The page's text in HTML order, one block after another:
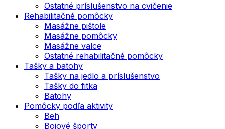
Ostatné príslušenstvo na cvičenie
Rehabilitačné pomôcky
Masážne pištole
Masážne pomôcky
Masážne valce
Ostatné rehabilitačné pomôcky
Tašky a batohy
Tašky na jedlo a príslušenstvo
Tašky do fitka
Batohy
Pomôcky podľa aktivity
Beh
Bojové športy